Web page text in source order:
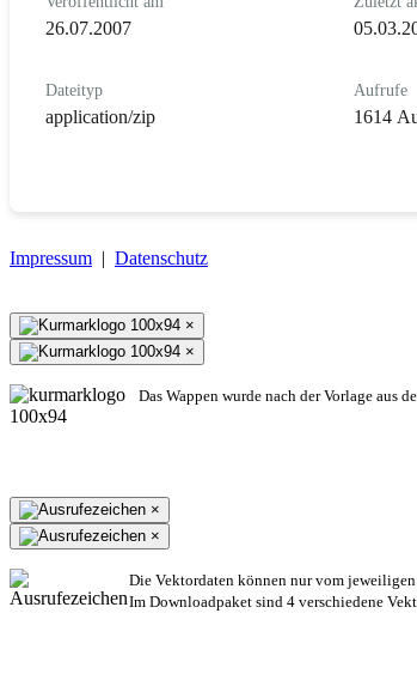
26.07.2007
Dateityp
application/zip
Aufrufe
1614
Impressum | Datenschutz
×
×
Das Wappen wurde nach der Vorlage aus
×
×
Die Vektordaten können nur vom jeweiligen
Im Downloadpaket sind 4 verschiedene